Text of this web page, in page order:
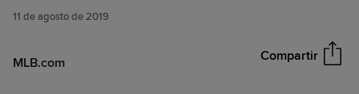
11 de agosto de 2019
MLB.com Compartir